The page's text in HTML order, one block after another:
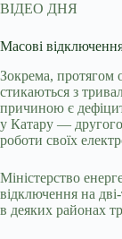
ВІДЕО ДНЯ
Масові
Зокрема, протягом
стикаються з
причиною є
у Катару —
роботи своїх
Міністерство
відключення на
в деяких районах